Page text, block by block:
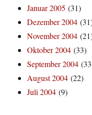
Januar 2005 (31)
Dezember 2004
November 2004
Oktober 2004 (33)
September 2004
August 2004 (22)
Juli 2004 (9)